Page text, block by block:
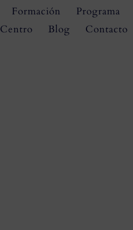
Formación
Programa
Centro
Blog Contacto